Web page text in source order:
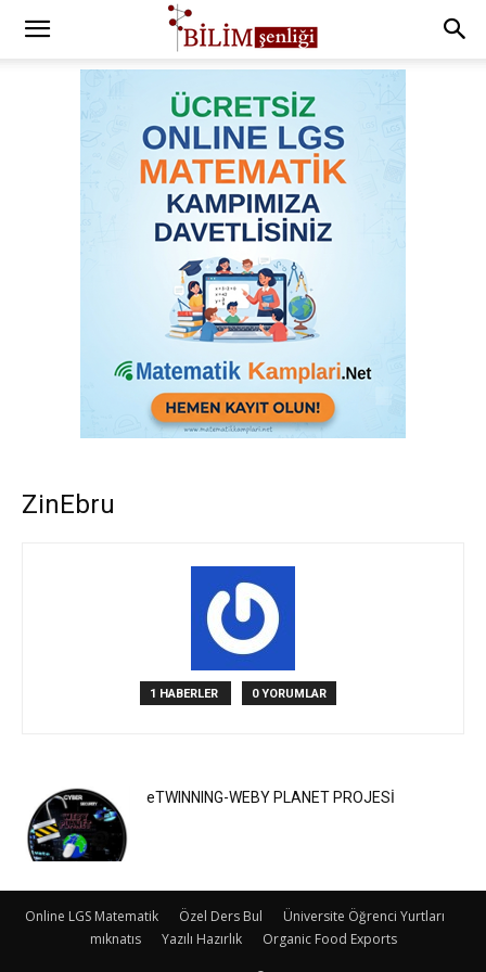
ZinEbru
1 HABERLER 0 YORUMLAR
eTWINNING-WEBY PLANET PROJESİ
Online LGS Matematik Özel Ders Bul
Üniversite Öğrenci Yurtları
mıknatıs
Yazılı Hazırlık Organic Food Exports